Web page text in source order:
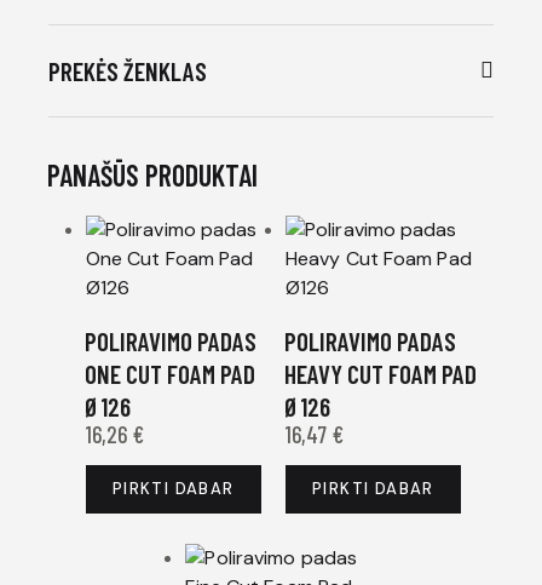
PREKĖS ŽENKLAS
PANAŠŪS PRODUKTAI
POLIRAVIMO PADAS
ONE CUT FOAM PAD
Ø126
16,26 €
PIRKTI DABAR
POLIRAVIMO PADAS
HEAVY CUT FOAM PAD
Ø126
16,47 €
PIRKTI DABAR